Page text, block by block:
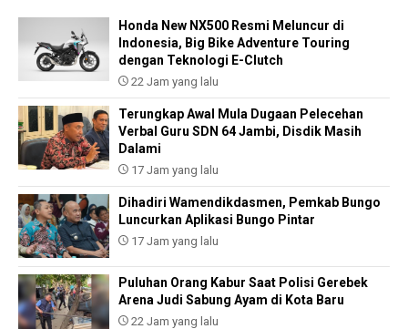
Honda New NX500 Resmi Meluncur di
Indonesia, Big Bike Adventure Touring
dengan Teknologi E-Clutch
22 Jam yang lalu
Terungkap Awal Mula Dugaan Pelecehan
Verbal Guru SDN 64 Jambi, Disdik Masih
Dalami
17 Jam yang lalu
Dihadiri Wamendikdasmen, Pemkab Bungo
Luncurkan Aplikasi Bungo Pintar
17 Jam yang lalu
Puluhan Orang Kabur Saat Polisi Gerebek
Arena Judi Sabung Ayam di Kota Baru
22 Jam yang lalu